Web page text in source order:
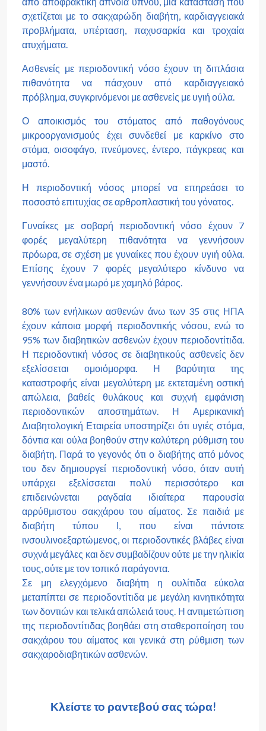
σχετίζεται με το σακχαρώδη διαβήτη, καρδιαγγειακά
προβλήματα, υπέρταση, παχυσαρκία και τροχαία
ατυχήματα.
Ασθενείς με περιοδοντική νόσο έχουν τη διπλάσια
πιθανότητα να πάσχουν από καρδιαγγειακό
πρόβλημα, συγκρινόμενοι με ασθενείς με υγιή ούλα.
Ο αποικισμός του στόματος από παθογόνους
μικροοργανισμούς έχει συνδεθεί με καρκίνο στο
στόμα, οισοφάγο, πνεύμονες, έντερο, πάγκρεας και
μαστό.
Η περιοδοντική νόσος μπορεί να επηρεάσει το
ποσοστό επιτυχίας σε αρθροπλαστική του γόνατος.
Γυναίκες με σοβαρή περιοδοντική νόσο έχουν 7
φορές μεγαλύτερη πιθανότητα να γεννήσουν
πρόωρα, σε σχέση με γυναίκες που έχουν υγιή ούλα.
Επίσης έχουν 7 φορές μεγαλύτερο κίνδυνο να
γεννήσουν ένα μωρό με χαμηλό βάρος.
80% των ενήλικων ασθενών άνω των 35 στις ΗΠΑ
έχουν κάποια μορφή περιοδοντικής νόσου, ενώ το
95% των διαβητικών ασθενών έχουν περιοδοντίτιδα.
Η περιοδοντική νόσος σε διαβητικούς ασθενείς δεν
εξελίσσεται ομοιόμορφα. Η βαρύτητα της
καταστροφής είναι μεγαλύτερη με εκτεταμένη οστική
απώλεια, βαθείς θυλάκους και συχνή εμφάνιση
περιοδοντικών αποστημάτων. Η Αμερικανική
Διαβητολογική Εταιρεία υποστηρίζει ότι υγιές στόμα,
δόντια και ούλα βοηθούν στην καλύτερη ρύθμιση του
διαβήτη. Παρά το γεγονός ότι ο διαβήτης από μόνος
του δεν δημιουργεί περιοδοντική νόσο, όταν αυτή
υπάρχειεξελίσσεται πολύ περισσότερο και
επιδεινώνεται ραγδαία ιδιαίτερα παρουσία
αρρύθμιστου σακχάρου του αίματος. Σε παιδιά με
διαβήτη τύπου Ι, που είναι πάντοτε
ινσουλινοεξαρτώμενος, οι περιοδοντικές βλάβες είναι
συχνά μεγάλες και δεν συμβαδίζουν ούτε με την ηλικία
τους, ούτε με τον τοπικό παράγοντα.
Σε μη ελεγχόμενο διαβήτη η ουλίτιδα εύκολα
μεταπίπτει σε περιοδοντίτιδα με μεγάλη κινητικότητα
των δοντιών και τελικά απώλειά τους. Η αντιμετώπιση
της περιοδοντίτιδας βοηθάει στη σταθεροποίηση του
σακχάρου του αίματος και γενικά στη ρύθμιση των
σακχαροδιαβητικών ασθενών.
Κλείστε το ραντεβού σας τώρα!